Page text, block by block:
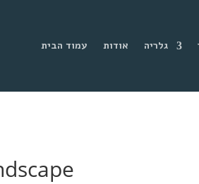
עמוד הבית אודות גלריה